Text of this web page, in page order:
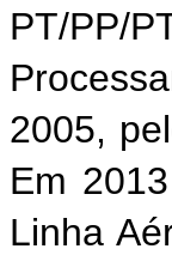
PT/
2005,
Em
Linha